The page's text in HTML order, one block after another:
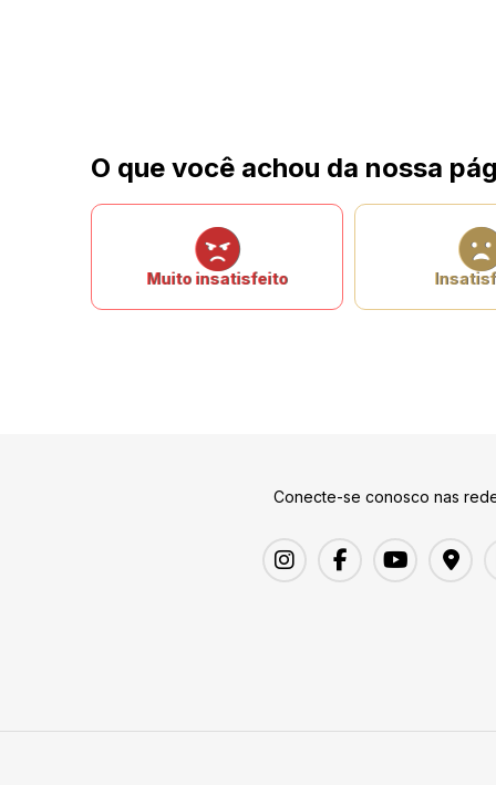
O que você achou da nossa
Muito insatisfeito
Conecte-se conosco nas